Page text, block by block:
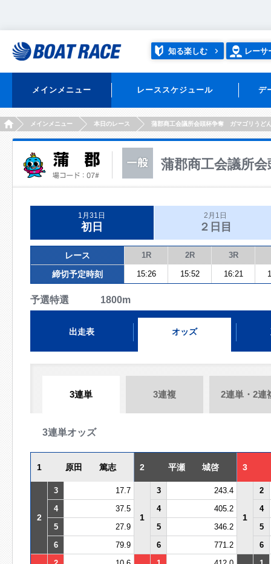
知る楽しむ レーサ
メインメニュー レーススケジュール デ
HOMEメインメニュー 本日のレース 蒲郡商工会議所会頭杯争奪 ガマゴリうど
蒲郡商工会議所
1月31日
初日
2月1日
２日目
レース 1R 2R 3R
締切予定時刻 15:26 15:52 16:21
予選特選 1800m
出走表 オッズ
3連単 3連複 2連単・2連
3連単オッズ
1 原田 篤志 2 平瀬 城啓 3
2
3 17.7
1
3 243.4
1
2
4
37.5 4 405.2
4
5
27.9 5 346.2
5
6
79.9 6 771.2 6